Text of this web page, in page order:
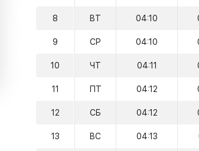
8 ВТ 04:10
9 СР 04:10
10 ЧТ 04:11
11 ПТ 04:12
12 СБ 04:12
13 ВС 04:13